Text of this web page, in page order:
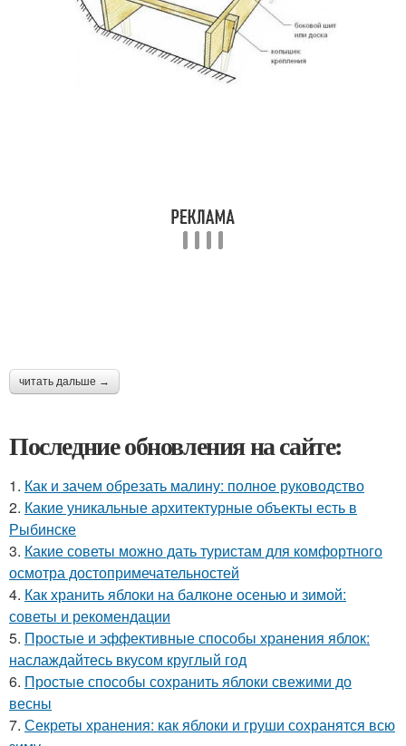
читать дальше →
Последние обновления на сайте:
1. Как и зачем обрезать малину: полное руководство
2. Какие уникальные архитектурные объекты есть в
Рыбинске
3. Какие советы можно дать туристам для комфортного
осмотра достопримечательностей
4. Как хранить яблоки на балконе осенью и зимой:
советы и рекомендации
5. Простые и эффективные способы хранения яблок:
наслаждайтесь вкусом круглый год
6. Простые способы сохранить яблоки свежими до
весны
7. Секреты хранения: как яблоки и груши сохранятся всю